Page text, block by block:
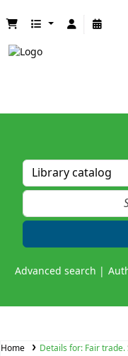
Advanced search
Home Details for: Fair trade.